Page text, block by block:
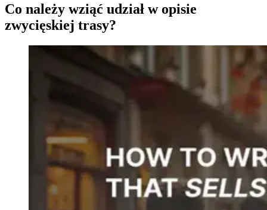
Co należy wziąć udział w opisie
zwycięskiej trasy?